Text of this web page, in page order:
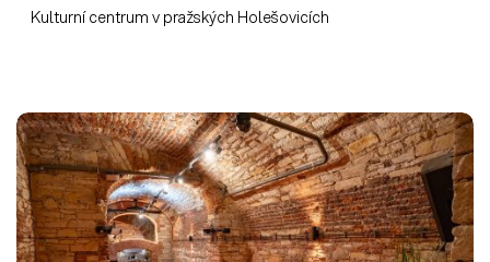
Kulturní centrum v pražských Holešovicích